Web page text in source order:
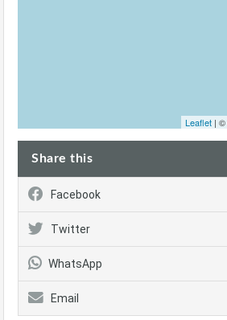
Leaflet | ©
Share this
Facebook
Twitter
WhatsApp
Email